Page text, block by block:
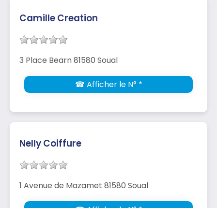
Camille Creation
3 Place Bearn 81580 Soual
☎ Afficher le N° *
Nelly Coiffure
1 Avenue de Mazamet 81580 Soual